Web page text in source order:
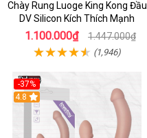
Chày Rung Luoge King Kong Đầu
DV Silicon Kích Thích Mạnh
1.100.000₫ 1.447.000₫
(1,946)
-37%
Hot
4.8